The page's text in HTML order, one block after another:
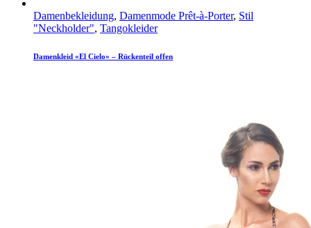
Damenbekleidung, Damenmode Prêt-à-Porter, Stil
"Neckholder", Tangokleider
Damenkleid «El Cielo» – Rückenteil offen